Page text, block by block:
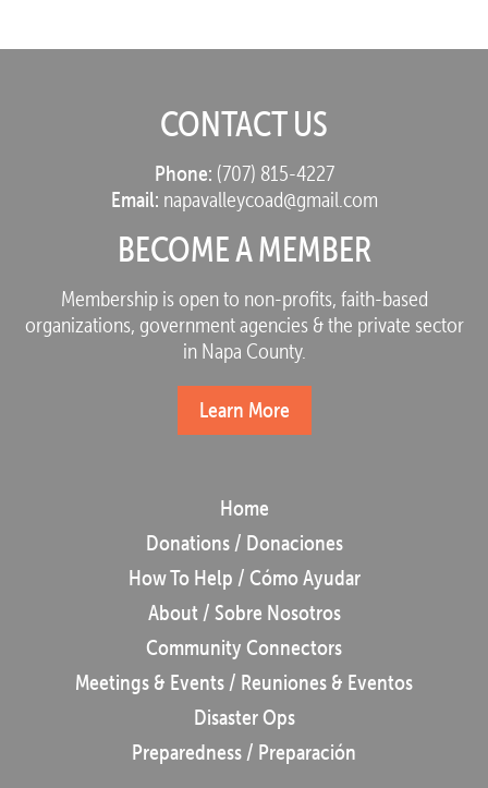
CONTACT US
Phone: (707) 815-4227
Email: napavalleycoad@gmail.com
BECOME A MEMBER
Membership is open to non-profits, faith-based
organizations, government agencies & the private sector
in Napa County.
Learn More
Home
Donations / Donaciones
How To Help / Cómo Ayudar
About / Sobre Nosotros
Community Connectors
Meetings & Events / Reuniones & Eventos
Disaster Ops
Preparedness / Preparación